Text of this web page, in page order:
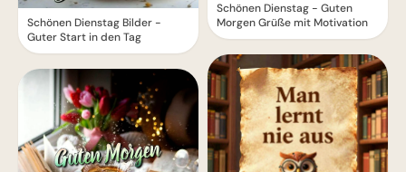
Schönen Dienstag Bilder -
Guter Start in den Tag
Schönen Dienstag - Guten
Morgen Grüße mit Motivation